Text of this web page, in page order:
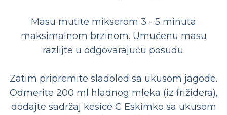
Masu mutite mikserom 3 - 5 minuta
maksimalnom brzinom. Umućenu masu
razlijte u odgovarajuću posudu.
Zatim pripremite sladoled sa ukusom jagode.
Odmerite 200 ml hladnog mleka (iz frižidera),
dodajte sadržaj kesice C Eskimko sa ukusom